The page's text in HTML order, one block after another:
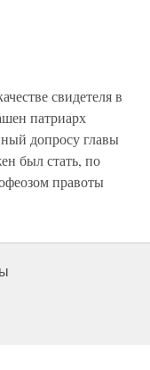
свидетеля в
патриарх
допросу главы
был стать, по
правоты